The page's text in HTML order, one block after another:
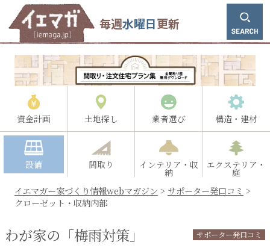
毎週水曜日更新
資金計画 土地探し 業者選び 構造・建材
設備 間取り インテリア・収
納
エクステリア・
庭
イエマガー家づくり情報webマガジン > サポーター発口コミ >
クローゼット・収納内部
わが家の「梅雨対策」 サポーター発口コミ